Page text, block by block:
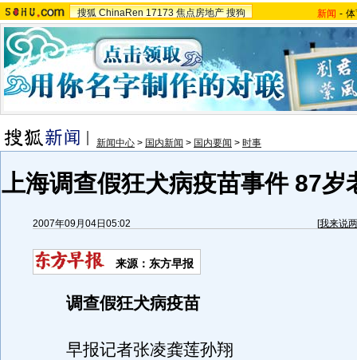
搜狐 ChinaRen 17173 焦点房地产 搜狗 新闻 -
新闻中心 > 国内新闻 > 国内要闻 > 时事
上海调查假狂犬病疫苗事件 87岁
2007年09月04日05:02 [我来说
来源：东方早报
调查假狂犬病疫苗
早报记者张凌龚莲孙翔